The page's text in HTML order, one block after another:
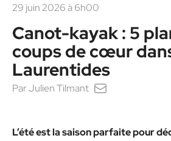
29 juin 2026 à 6h00
Canot-kayak : 5
coups de cœur
Laurentides
ParJulien Tilmant
L’été est la saison parfaite pour